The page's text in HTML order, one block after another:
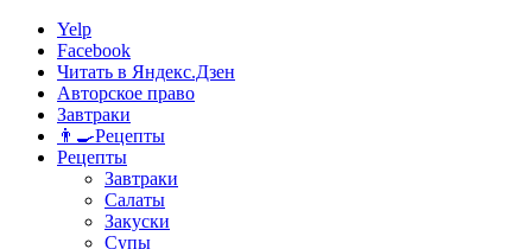
Yelp
Facebook
Читать в Яндекс.Дзен
Авторское право
Завтраки
👨‍🍳Рецепты
Рецепты
Завтраки
Салаты
Закуски
Супы